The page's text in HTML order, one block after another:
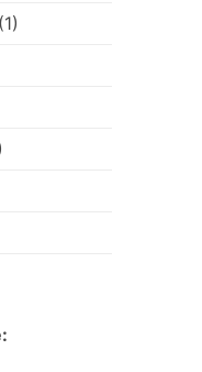
(1)